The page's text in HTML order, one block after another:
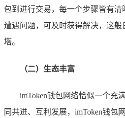
包到进行交易，每一个步骤皆有
遭遇问题，可及时获得解决，这
塔。
（二）生态丰富
imToken钱包网络恰似一个充
同共进、互利发展，imToken钱